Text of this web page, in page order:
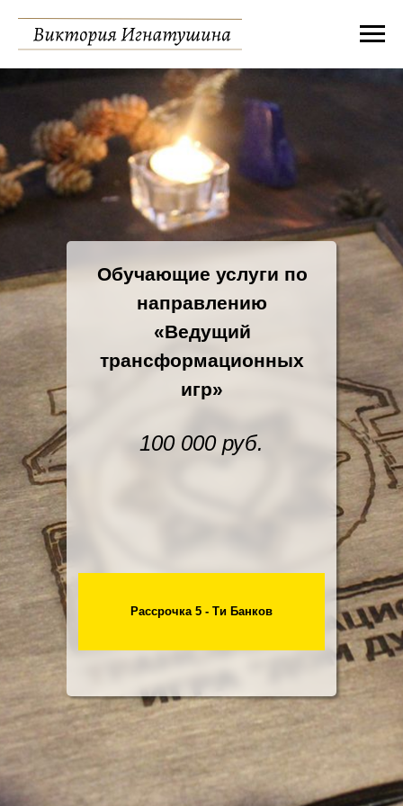
Обучающие услуги по
направлению
«Ведущий
трансформационных
игр»
100 000 руб.
Рассрочка 5 - Ти Банков